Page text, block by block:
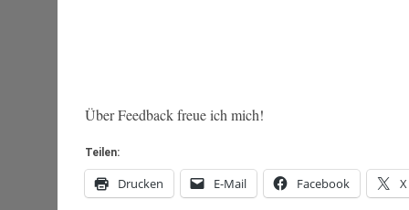
Über Feedback freue ich mich!
Teilen:
Drucken E-Mail Facebook X